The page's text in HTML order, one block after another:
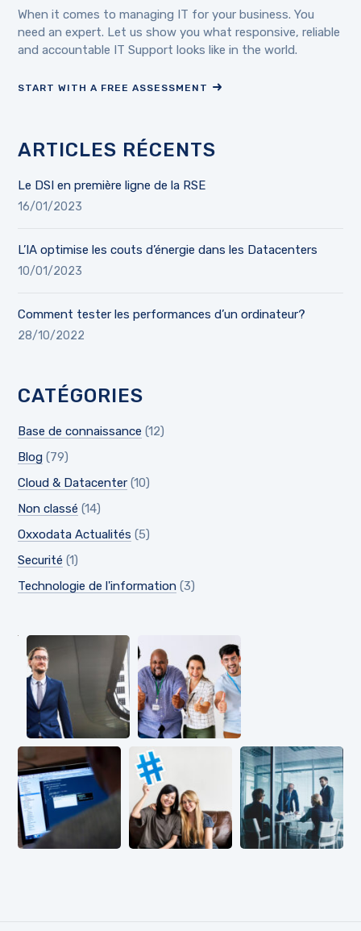
When it comes to managing IT for your business. You
need an expert. Let us show you what responsive, reliable
and accountable IT Support looks like in the world.
START WITH A FREE ASSESSMENT
ARTICLES RÉCENTS
Le DSI en première ligne de la RSE
16/01/2023
L’IA optimise les couts d’énergie dans les Datacenters
10/01/2023
Comment tester les performances d’un ordinateur?
28/10/2022
CATÉGORIES
Base de connaissance (12)
Blog (79)
Cloud & Datacenter (10)
Non classé (14)
Oxxodata Actualités (5)
Securité (1)
Technologie de l'information (3)